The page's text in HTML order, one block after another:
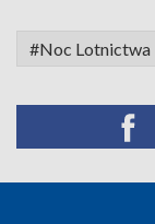
#Noc Lotnictwa